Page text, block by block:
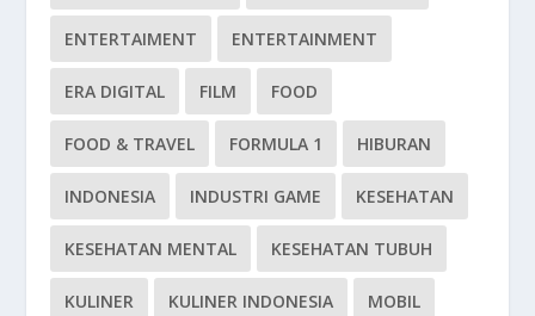
ENTERTAIMENT ENTERTAINMENT
ERA DIGITAL FILM FOOD
FOOD & TRAVEL FORMULA 1 HIBURAN
INDONESIA INDUSTRI GAME KESEHATAN
KESEHATAN MENTAL KESEHATAN TUBUH
KULINER KULINER INDONESIA MOBIL